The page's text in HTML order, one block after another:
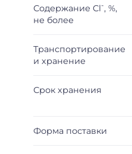
Содержание Cl-, %,
не более
Транспортирование
и хранение
Срок хранения
Форма поставки